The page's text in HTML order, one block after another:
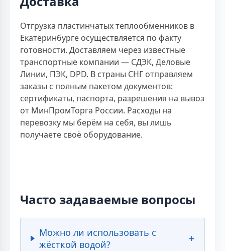
Отгрузка пластинчатых теплообменников в
Екатеринбурге осуществляется по факту
готовности. Доставляем через известные
транспортные компании — СДЭК, Деловые
Линии, ПЭК, DPD. В страны СНГ отправляем
заказы с полным пакетом документов:
сертификаты, паспорта, разрешения на вывоз
от МинПромТорга России. Расходы на
перевозку мы берём на себя, вы лишь
получаете своё оборудование.
Часто задаваемые вопросы
Можно ли использовать с
жёсткой водой?